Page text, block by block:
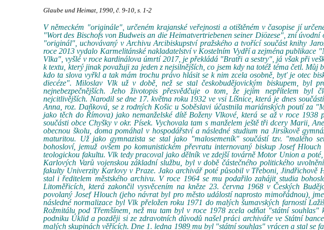
Glaube und Heimat, 1990, č. 9-10, s. 1-2
V německém "originále", určeném krajanské veřejnosti a otištěném v časopise jí
"Wort des Bischofs von Budweis an die Heimatvertriebenen seiner Diözese", zní
"originál", uchovávaný v Archivu Arcibiskupství pražského a tvořící součást knihy
roce 2013 vydalo Karmelitánské nakladatelství v Kostelním Vydří a zejména publikace
Vlka", vyšlé v roce kardinálova úmrtí 2017, je překládá "Bratři a sestry", já však při
k textu, který jinak považuji za jeden z nejsilnějších, co jsem kdy na totéž téma četl. Můj
kdo ta slova vyřkl a tak mám trochu právo hlásit se k nim zcela osobně, byť je otec
diecéze". Miloslav Vlk už v době, než se stal českobudějovickým biskupem, byl
nejnebezpečnějších. Jeho životopis přesvědčuje o tom, že jejím nepřítelem byl
nejcitlivějších. Narodil se dne 17. května roku 1932 ve vsi Líšnice, která je dnes
Anna, roz. Daňková, se z rodných Košic u Soběslavi účastnila mariánských poutí za
jako těch do Římova) jako nemanželské dítě Boženy Vlkové, která se až v roce
součásti obce Chyšky v okr. Písek. Vychovala tam s manželem ještě tři dcery Marii,
obecnou školu, doma pomáhal v hospodářství a následné studium na Jirsíkově
maturitou. Už jako gymnazista se stal jako "malosemeník" součástí tzv. "malého
bohosloví, jemuž ovšem po komunistickém převratu internovaný biskup Josef
teologickou fakultu. Vlk tedy pracoval jako dělník ve zdejší továrně Motor Union a
Karlových Varů vojenskou základní službu, byl v době částečného politického
fakulty Univerzity Karlovy v Praze. Jako archivář poté působil v Třeboni, Jindřichově
stal i ředitelem městského archivu. V roce 1964 se mu podařilo zahájit studia
Litoměřicích, která zakončil vysvěcením na kněze 23. června 1968 v Českých
povolaný Josef Hlouch (jeho návrat byl pro město událostí naprosto mimořádnou),
následné normalizace byl Vlk přeložen roku 1971 do malých šumavských farností
Rožmitálu pod Třemšínem, než mu tam byl v roce 1978 zcela odňat "státní souhlas"
podniku Úklid a později si ze zdravotních důvodů našel práci archiváře ve Státní
malých skupinách věřících. Dne 1. ledna 1989 mu byl "státní souhlas" vrácen a stal se